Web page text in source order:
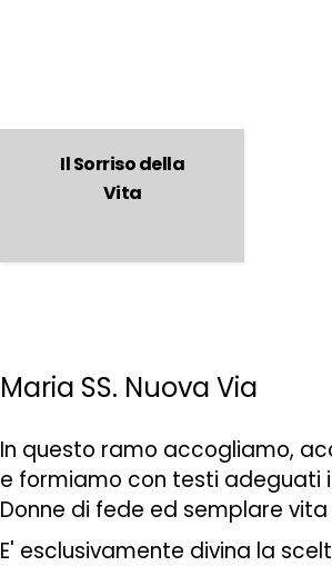
Il Sorriso della
Vita
Maria SS. Nuova Via
In questo ramo accogliamo,
e formiamo con testi adeguati
Donne di fede ed semplare
E' esclusivamente divina la